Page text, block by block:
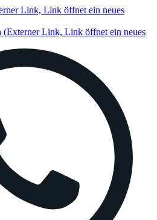
Link, Link öffnet ein neues
(Externer Link, Link öffnet ein neues